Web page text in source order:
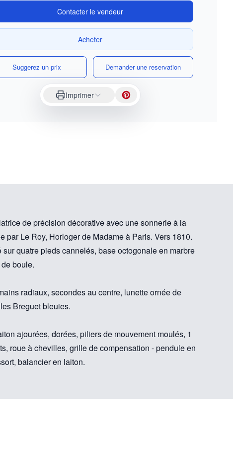
Contacter le vendeur
Acheter
Suggerez un prix Demander une reservation
Imprimer
de précision décorative avec une sonnerie à la
par Le Roy, Horloger de Madame à Paris. Vers 1810.
quatre pieds cannelés, base octogonale en marbre
boule.
radiaux, secondes au centre, lunette ornée de
Breguet bleuies.
ajourées, dorées, piliers de mouvement moulés, 1
roue à chevilles, grille de compensation - pendule en
balancier en laiton.